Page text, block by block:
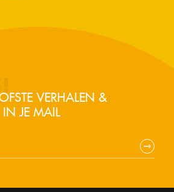
VERHALEN &
IN JE MAIL